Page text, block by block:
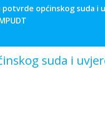
općinskog suda i
suda i